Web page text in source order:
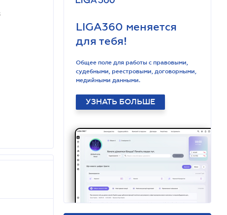
LIGA360 меняется
для тебя!
Общее поле для работы с правовыми,
судебными, реестровыми, договорными,
медийными данными.
УЗНАТЬ БОЛЬШЕ